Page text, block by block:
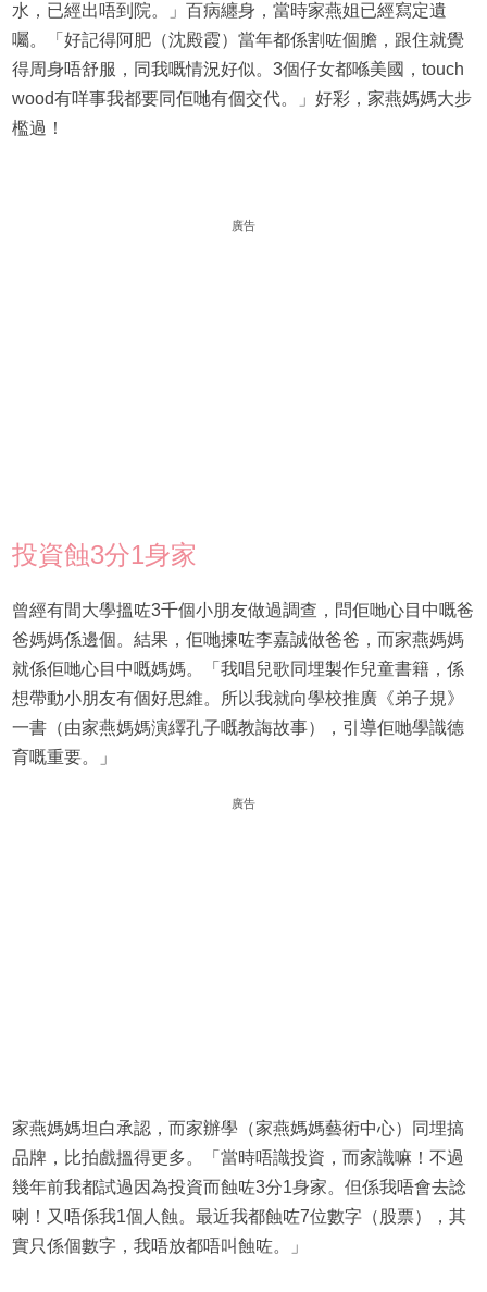
水，已經出唔到院。」百病纏身，當時家燕姐已經寫定遺
囑。「好記得阿肥（沈殿霞）當年都係割咗個膽，跟住就覺
得周身唔舒服，同我嘅情況好似。3個仔女都喺美國，touch
wood有咩事我都要同佢哋有個交代。」好彩，家燕媽媽大步
檻過！
廣告
投資蝕3分1身家
曾經有間大學搵咗3千個小朋友做過調查，問佢哋心目中嘅爸
爸媽媽係邊個。結果，佢哋揀咗李嘉誠做爸爸，而家燕媽媽
就係佢哋心目中嘅媽媽。「我唱兒歌同埋製作兒童書籍，係
想帶動小朋友有個好思維。所以我就向學校推廣《弟子規》
一書（由家燕媽媽演繹孔子嘅教誨故事），引導佢哋學識德
育嘅重要。」
廣告
家燕媽媽坦白承認，而家辦學（家燕媽媽藝術中心）同埋搞
品牌，比拍戲搵得更多。「當時唔識投資，而家識嘛！不過
幾年前我都試過因為投資而蝕咗3分1身家。但係我唔會去諗
喇！又唔係我1個人蝕。最近我都蝕咗7位數字（股票），其
實只係個數字，我唔放都唔叫蝕咗。」